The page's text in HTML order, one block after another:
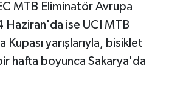
MTB Eliminatör Avrupa
Haziran'da ise UCI MTB
Kupası yarışlarıyla, bisiklet
hafta boyunca Sakarya'da